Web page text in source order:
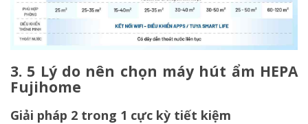
3. 5 Lý do nên chọn máy hút ẩm HEPA
Fujihome
Giải pháp 2 trong 1 cực kỳ tiết kiệm